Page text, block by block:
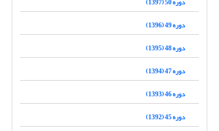
دوره 49 (1396)
دوره 48 (1395)
دوره 47 (1394)
دوره 46 (1393)
دوره 45 (1392)